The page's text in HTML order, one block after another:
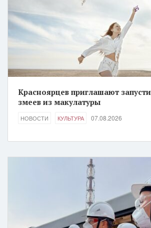
Красноярцев приглашают
змеев из макулатуры
НОВОСТИ КУЛЬТУРА 07.08.2026